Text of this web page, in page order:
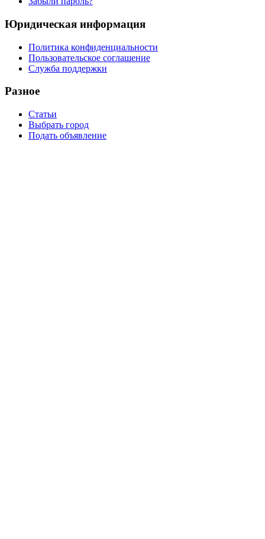
Юридическая информация
Политика конфиденциальности
Пользовательское соглашение
Служба поддержки
Разное
Статьи
Выбрать город
Подать объявление